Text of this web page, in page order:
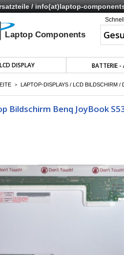
/info(at)laptop-
LCD DISPLAY BATTERIE -
> LAPTOP-DISPLAYS / LCD BILDSCHIRM /
Bildschirm Benq JoyBook